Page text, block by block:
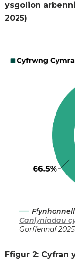
ysgolion
2025)
Canlyniadau
Gorffennaf 2025
Ffigur 2: Cyfran